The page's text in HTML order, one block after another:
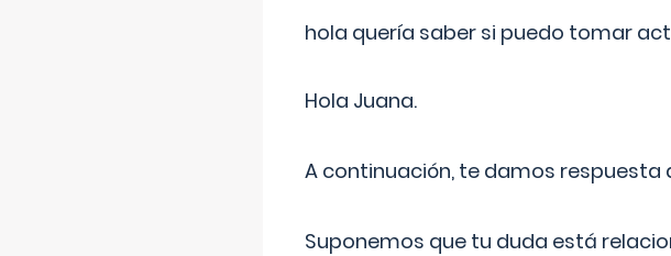
hola quería saber si puedo tomar
Hola Juana.
A continuación, te damos respuesta
Suponemos que tu duda está